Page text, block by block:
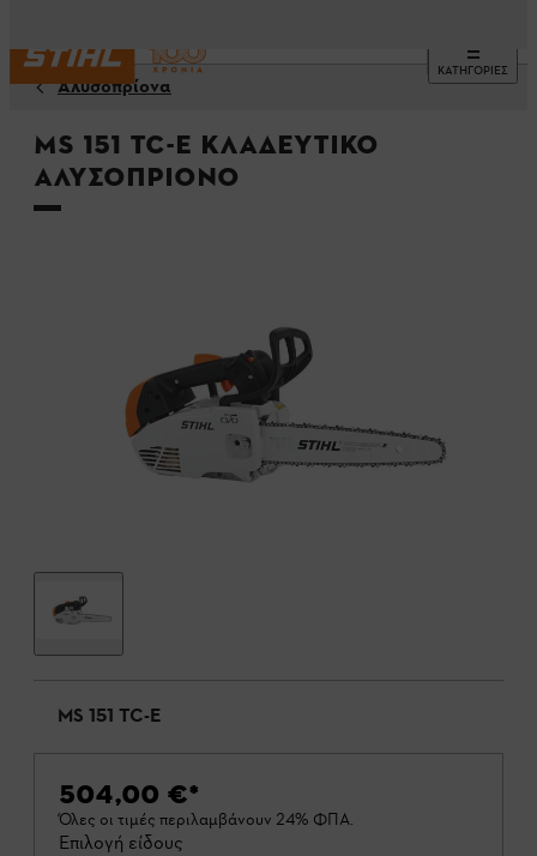
ΚΑΤΗΓΟΡΙΕΣ
Αλυσοπρίονα
MS 151 TC-E Κλαδευτικό
αλυσοπρίονο
MS 151 TC-E
504,00 €*
Όλες οι τιμές περιλαμβάνουν 24% ΦΠΑ.
Επιλογή είδους